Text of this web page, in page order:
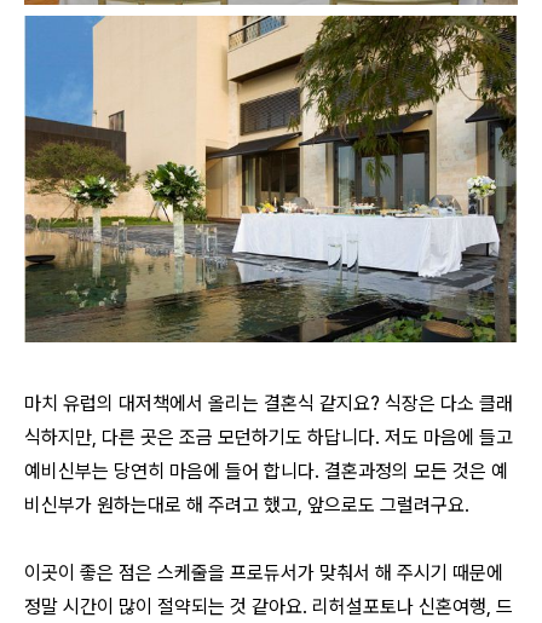
마치 유럽의 대저책에서 올리는 결혼식 같지요? 식장은 다소 클래
식하지만, 다른 곳은 조금 모던하기도 하답니다. 저도 마음에 들고
예비신부는 당연히 마음에 들어 합니다. 결혼과정의 모든 것은 예
비신부가 원하는대로 해 주려고 했고, 앞으로도 그럴려구요.
이곳이 좋은 점은 스케줄을 프로듀서가 맞춰서 해 주시기 때문에
정말 시간이 많이 절약되는 것 같아요. 리허설포토나 신혼여행, 드